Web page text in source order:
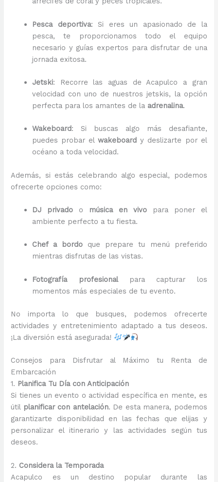
Pesca deportiva: Si eres un apasionado de la
pesca, te proporcionamos todo el equipo
necesario y guías expertos para disfrutar de una
jornada exitosa.
Jetski: Recorre las aguas de Acapulco a gran
velocidad con uno de nuestros jetskis, la opción
perfecta para los amantes de la adrenalina.
Wakeboard: Si buscas algo más desafiante,
puedes probar elwakeboard y deslizarte por el
océano a toda velocidad.
Además, si estás celebrando algo especial, podemos
ofrecerte opciones como:
DJ privado o música en vivopara poner el
ambiente perfecto a tu fiesta.
Chef a bordo que prepare tu menú preferido
mientras disfrutas de las vistas.
Fotografía profesionalpara capturar los
momentos más especiales de tu evento.
No importa lo que busques, podemos ofrecerte
actividades y entretenimiento adaptado a tus deseos.
¡La diversión está asegurada!
Consejos para Disfrutar al Máximo tu Renta de
Embarcación
1. Planifica Tu Día con Anticipación
Si tienes un evento o actividad específica en mente, es
útil planificar con antelación. De esta manera, podemos
garantizarte disponibilidad en las fechas que elijas y
personalizar el itinerario y las actividades según tus
deseos.
2. Considera la Temporada
Acapulco es un destino popular durante las